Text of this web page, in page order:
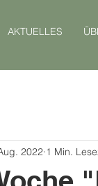
AKTUELLES
2022 1 Min.